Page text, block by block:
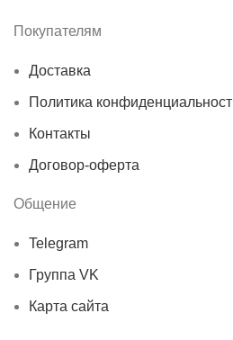
Покупателям
Доставка
Политика
Контакты
Договор-оферта
Общение
Telegram
Группа VK
Карта сайта